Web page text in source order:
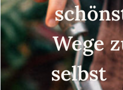
Wege
selbst